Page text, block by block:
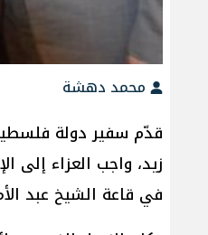
محمد دهشة
قدّم سفير دولة فلسطين
زيد، واجب العزاء
في قاعة الشيخ عبد